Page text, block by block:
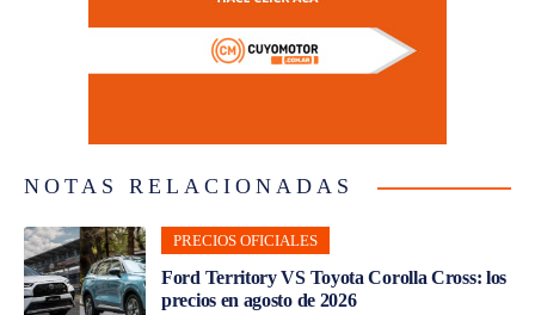
NOTAS RELACIONADAS
PRECIOS OFICIALES
Ford Territory VS Toyota Corolla Cross: los
precios en agosto de 2026